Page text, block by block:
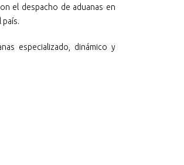
el despacho de aduanas en
país.
especializado, dinámico y